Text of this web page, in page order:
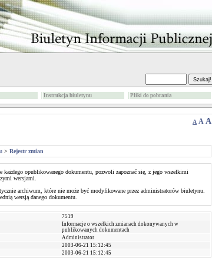
Instrukcja biuletynu Pliki do pobrania
A A A
> Rejestr zmian
każdego opublikowanego dokumentu, pozwoli zapoznać się, z jego wszelkimi
wersjami.
archiwum, które nie może być modyfikowane przez administratorów biuletynu.
wersją danego dokumentu.
7519
Informacje o wszelkich zmianach dokonywanych w
publikowanych dokumentach
Administrator
2003-06-21 15:12:45
2003-06-21 15:12:45